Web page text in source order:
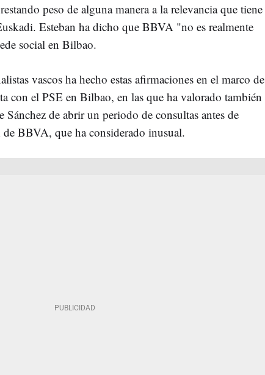
restando peso de alguna manera a la relevancia que tiene
Esteban ha dicho que BBVA "no es realmente
social en Bilbao.
vascos ha hecho estas afirmaciones en el marco de
con el PSE en Bilbao, en las que ha valorado también
de abrir un periodo de consultas antes de
BBVA, que ha considerado inusual.